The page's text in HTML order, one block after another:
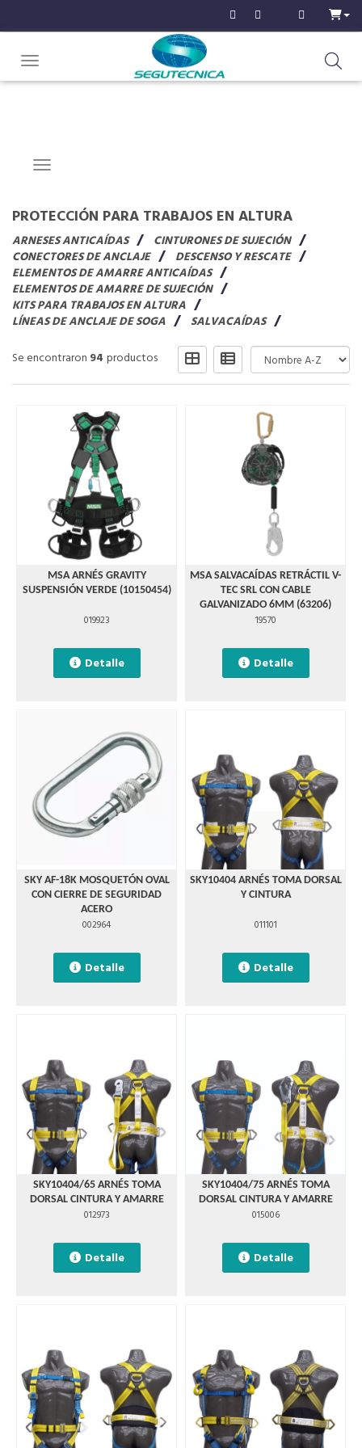
Toggle navigation
Navigation ein-/ausblenden
PROTECCIÓN PARA TRABAJOS EN ALTURA
ARNESES ANTICAÍDAS
CINTURONES DE SUJECIÓN
CONECTORES DE ANCLAJE
DESCENSO Y RESCATE
ELEMENTOS DE AMARRE ANTICAÍDAS
ELEMENTOS DE AMARRE DE SUJECIÓN
KITS PARA TRABAJOS EN ALTURA
LÍNEAS DE ANCLAJE DE SOGA
SALVACAÍDAS
Se encontraron 94 productos
MSA ARNÉS GRAVITY
SUSPENSIÓN VERDE (10150454)
019923
Detalle
MSA SALVACAÍDAS RETRÁCTIL V-
TEC SRL CON CABLE
GALVANIZADO 6MM (63206)
19570
Detalle
SKY AF-18K MOSQUETÓN OVAL
CON CIERRE DE SEGURIDAD
ACERO
002964
Detalle
SKY10404 ARNÉS TOMA DORSAL
Y CINTURA
011101
Detalle
SKY10404/65 ARNÉS TOMA
DORSAL CINTURA Y AMARRE
012973
Detalle
SKY10404/75 ARNÉS TOMA
DORSAL CINTURA Y AMARRE
015006
Detalle